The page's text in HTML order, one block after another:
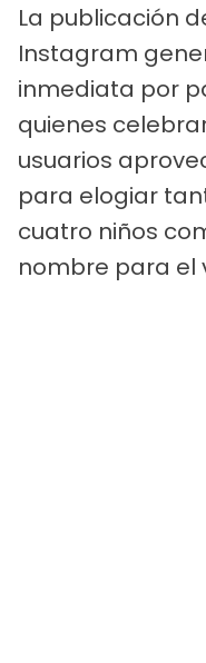
La publicación
Instagram
inmediata por
quienes
usuarios
para elogiar
cuatro niños
nombre para el